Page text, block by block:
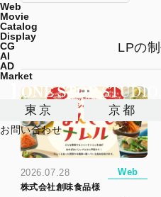
Web
Movie
Catalog
Display
CG
AI
AD
Market
東京 京都
お問い合わせ
LPの
2026.07.28 Web
株式会社創味食品様